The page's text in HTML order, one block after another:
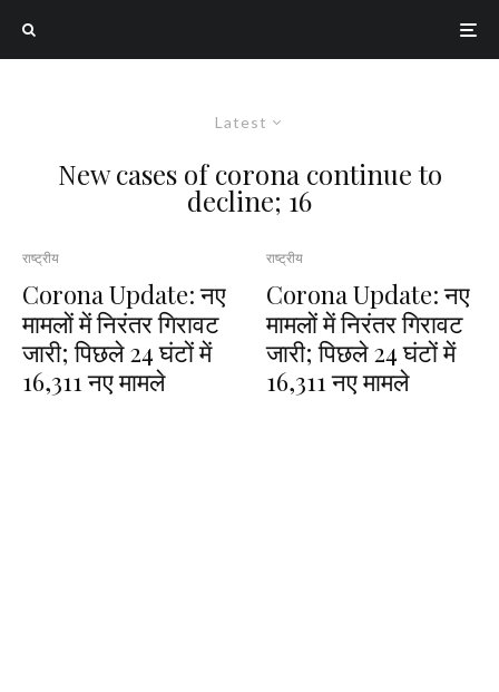
Latest
New cases of corona continue to
decline; 16
राष्ट्रीय
Corona Update: नए
मामलों में निरंतर गिरावट
जारी; पिछले 24 घंटों में
16,311 नए मामले
राष्ट्रीय
Corona Update: नए
मामलों में निरंतर गिरावट
जारी; पिछले 24 घंटों में
16,311 नए मामले